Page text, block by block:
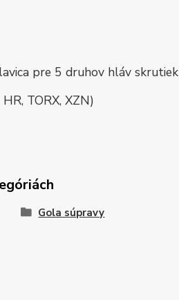
pre 5 druhov hláv skrutiek
TORX, XZN)
Gola súpravy